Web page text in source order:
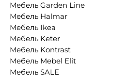
Мебель Garden Line
Мебель Halmar
Мебель Ikea
Мебель Keter
Мебель Kontrast
Мебель Mebel Elit
Мебель SALE